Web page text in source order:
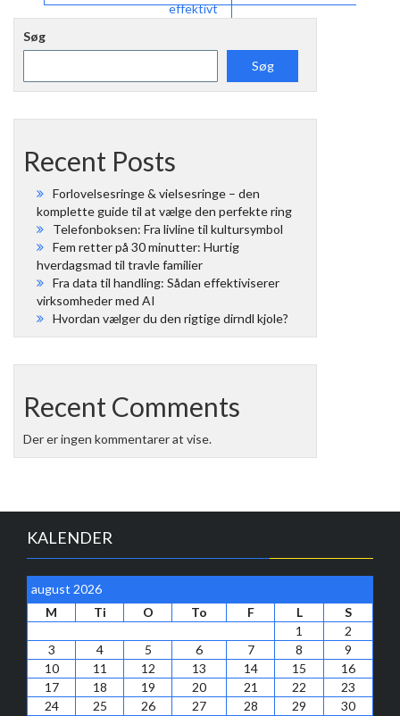
effektivt
Søg
Søg
Recent Posts
Forlovelsesringe & vielsesringe – den
komplette guide til at vælge den perfekte ring
Telefonboksen: Fra livline til kultursymbol
Fem retter på 30 minutter: Hurtig
hverdagsmad til travle familier
Fra data til handling: Sådan effektiviserer
virksomheder med AI
Hvordan vælger du den rigtige dirndl kjole?
Recent Comments
Der er ingen kommentarer at vise.
KALENDER
august 2026
M
Ti O To F L
S
1
2
3
4 5 6 7 8
9
10
11 12 13 14 15
16
17
18 19 20 21 22
23
24
25 26 27 28 29
30